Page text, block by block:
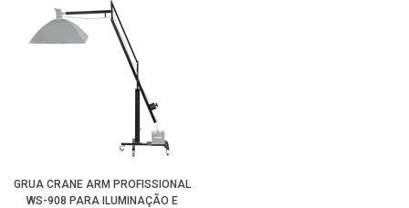
GRUA CRANE ARM PROFISSIONAL
WS-908 PARA ILUMINAÇÃO E